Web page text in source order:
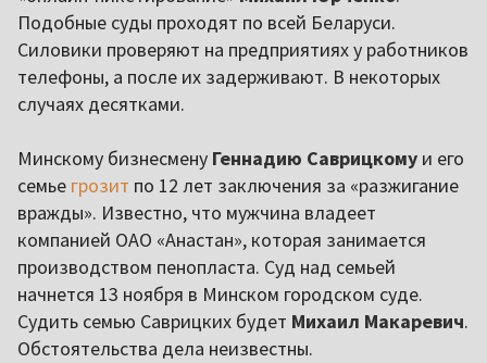
Подобные суды проходят по всей Беларуси.
Силовики проверяют на предприятиях у работников
телефоны, а после их задерживают. В некоторых
случаях десятками.
Минскому бизнесмену Геннадию Саврицкому и его
семье грозит по 12 лет заключения за «разжигание
вражды». Известно, что мужчина владеет
компанией ОАО «Анастан», которая занимается
производством пенопласта. Суд над семьей
начнется 13 ноября в Минском городском суде.
Судить семью Саврицких будет Михаил Макаревич.
Обстоятельства дела неизвестны.